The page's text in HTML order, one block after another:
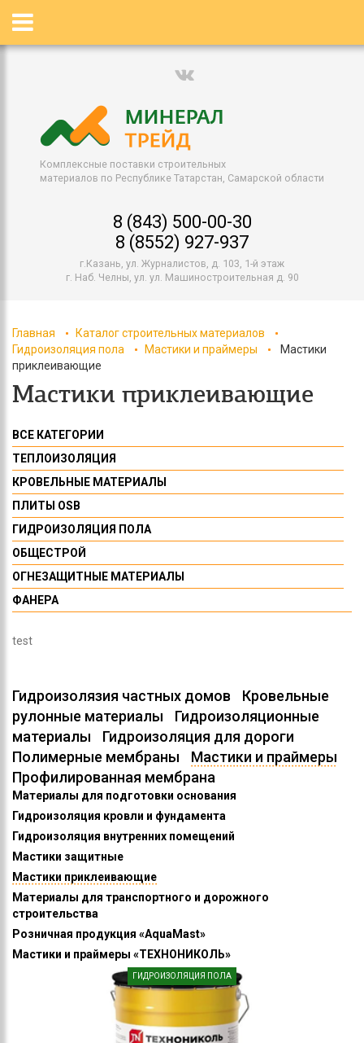
Комплексные поставки строительных
материалов по Республике Татарстан, Самарской области
8 (843) 500-00-30
8 (8552) 927-937
г.Казань, ул. Журналистов, д. 103, 1-й этаж
г. Наб. Челны, ул. ул. Машиностроительная д. 90
Главная
Каталог строительных материалов
Гидроизоляция пола
Мастики и праймеры
Мастики
приклеивающие
Мастики приклеивающие
ВСЕ КАТЕГОРИИ
ТЕПЛОИЗОЛЯЦИЯ
КРОВЕЛЬНЫЕ МАТЕРИАЛЫ
ПЛИТЫ OSB
ГИДРОИЗОЛЯЦИЯ ПОЛА
ОБЩЕСТРОЙ
ОГНЕЗАЩИТНЫЕ МАТЕРИАЛЫ
ФАНЕРА
test
Гидроизолязия частных домов
Кровельные
рулонные материалы
Гидроизоляционные
материалы
Гидроизоляция для дороги
Полимерные мембраны
Мастики и праймеры
Профилированная мембрана
Материалы для подготовки основания
Гидроизоляция кровли и фундамента
Гидроизоляция внутренних помещений
Мастики защитные
Мастики приклеивающие
Материалы для транспортного и дорожного
строительства
Розничная продукция «AquaMast»
Мастики и праймеры «ТЕХНОНИКОЛЬ»
ГИДРОИЗОЛЯЦИЯ ПОЛА